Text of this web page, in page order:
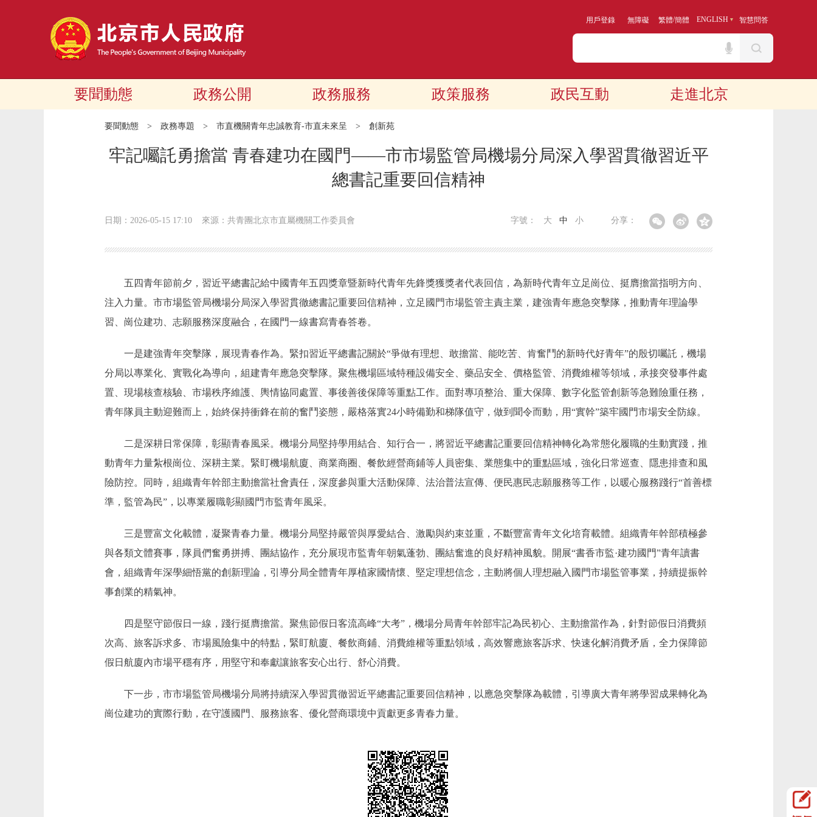
用戶登錄 無障礙 繁體/簡體 ENGLISH 智慧問答
要聞動態 政務公開 政務服務 政策服務 政民互動 走進北京
要聞動態 > 政務專題 > 市直機關青年忠誠教育-市直未來呈 > 創新苑
牢記囑託勇擔當 青春建功在國門——市市場監管局機場分局深入學習貫徹習近平
總書記重要回信精神
日期：2026-05-15 17:10 來源：共青團北京市直屬機關工作委員會 分享：
字號： 大 中 小
五四青年節前夕，習近平總書記給中國青年五四獎章暨新時代青年先鋒獎獲獎者代表回信，為新時代青年立足崗位、挺膺擔當指明方向、
注入力量。市市場監管局機場分局深入學習貫徹總書記重要回信精神，立足國門市場監管主責主業，建強青年應急突擊隊，推動青年理論學
習、崗位建功、志願服務深度融合，在國門一線書寫青春答卷。
一是建強青年突擊隊，展現青春作為。緊扣習近平總書記關於“爭做有理想、敢擔當、能吃苦、肯奮鬥的新時代好青年”的殷切囑託，機場
分局以專業化、實戰化為導向，組建青年應急突擊隊。聚焦機場區域特種設備安全、藥品安全、價格監管、消費維權等領域，承接突發事件處
置、現場核查核驗、市場秩序維護、輿情協同處置、事後善後保障等重點工作。面對專項整治、重大保障、數字化監管創新等急難險重任務，
青年隊員主動迎難而上，始終保持衝鋒在前的奮鬥姿態，嚴格落實24小時備勤和梯隊值守，做到聞令而動，用“實幹”築牢國門市場安全防線。
二是深耕日常保障，彰顯青春風采。機場分局堅持學用結合、知行合一，將習近平總書記重要回信精神轉化為常態化履職的生動實踐，推
動青年力量紮根崗位、深耕主業。緊盯機場航廈、商業商圈、餐飲經營商鋪等人員密集、業態集中的重點區域，強化日常巡查、隱患排查和風
險防控。同時，組織青年幹部主動擔當社會責任，深度參與重大活動保障、法治普法宣傳、便民惠民志願服務等工作，以暖心服務踐行“首善標
準，監管為民”，以專業履職彰顯國門市監青年風采。
三是豐富文化載體，凝聚青春力量。機場分局堅持嚴管與厚愛結合、激勵與約束並重，不斷豐富青年文化培育載體。組織青年幹部積極參
與各類文體賽事，隊員們奮勇拼搏、團結協作，充分展現市監青年朝氣蓬勃、團結奮進的良好精神風貌。開展“書香市監·建功國門”青年讀書
會，組織青年深學細悟黨的創新理論，引導分局全體青年厚植家國情懷、堅定理想信念，主動將個人理想融入國門市場監管事業，持續提振幹
事創業的精氣神。
四是堅守節假日一線，踐行挺膺擔當。聚焦節假日客流高峰“大考”，機場分局青年幹部牢記為民初心、主動擔當作為，針對節假日消費頻
次高、旅客訴求多、市場風險集中的特點，緊盯航廈、餐飲商鋪、消費維權等重點領域，高效響應旅客訴求、快速化解消費矛盾，全力保障節
假日航廈內市場平穩有序，用堅守和奉獻讓旅客安心出行、舒心消費。
下一步，市市場監管局機場分局將持續深入學習貫徹習近平總書記重要回信精神，以應急突擊隊為載體，引導廣大青年將學習成果轉化為
崗位建功的實際行動，在守護國門、服務旅客、優化營商環境中貢獻更多青春力量。